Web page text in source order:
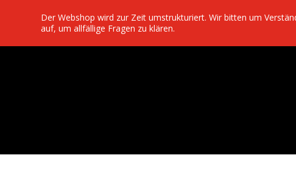
Der Webshop wird zur Zeit umstrukturiert. Wir bitten um
auf, um allfällige Fragen zu klären.